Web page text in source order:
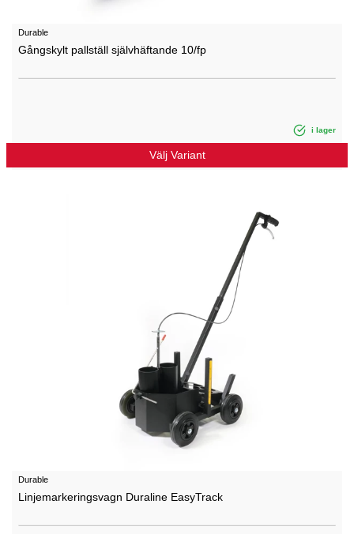
Durable
Gångskylt pallställ självhäftande 10/fp
i lager
Välj Variant
Durable
Linjemarkeringsvagn Duraline EasyTrack